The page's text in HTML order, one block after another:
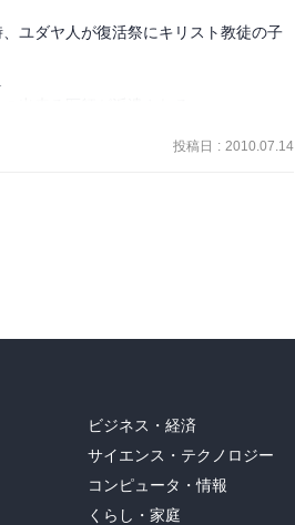
ユダヤ人が復活祭にキリスト教徒の子
元で、国が平和になりつつある時代。
たのかしら…？？）
投稿日 : 2010.07.14
ビジネス・経済
サイエンス・テクノロジー
コンピュータ・情報
くらし・家庭